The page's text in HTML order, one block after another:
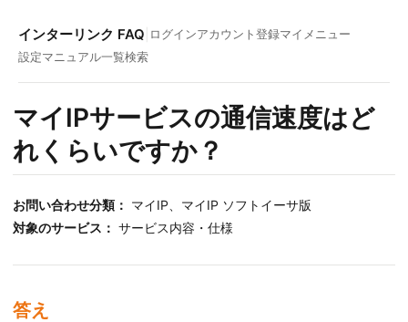
インターリンク FAQ ログインアカウント登録マイメニュー
設定マニュアル一覧検索
マイIPサービスの通信速度はど
れくらいですか？
お問い合わせ分類： マイIP、マイIP ソフトイーサ版
対象のサービス： サービス内容・仕様
答え